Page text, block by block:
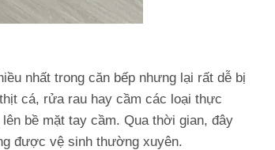
nhất trong căn bếp nhưng lại rất dễ bị
cá, rửa rau hay cầm các loại thực
bề mặt tay cầm. Qua thời gian, đây
được vệ sinh thường xuyên.